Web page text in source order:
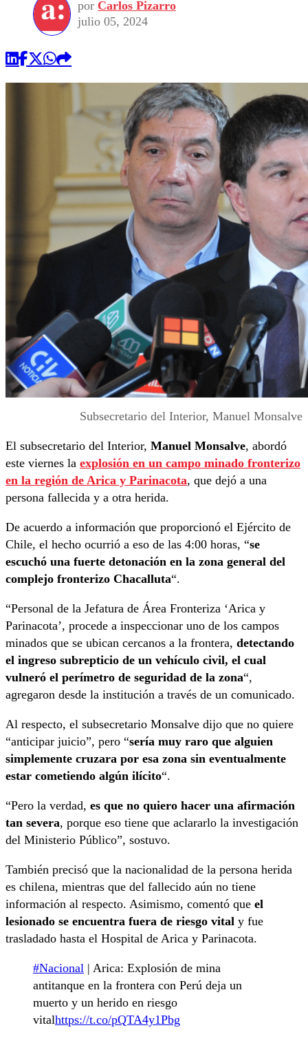
por Carlos Pizarro
julio 05, 2024
Subsecretario del Interior, Manuel Monsalve
El subsecretario del Interior, Manuel Monsalve, abordó
este viernes la explosión en un campo minado fronterizo
en la región de Arica y Parinacota, que dejó a una
persona fallecida y a otra herida.
De acuerdo a información que proporcionó el Ejército de
Chile, el hecho ocurrió a eso de las 4:00 horas, “se
escuchó una fuerte detonación en la zona general del
complejo fronterizo Chacalluta“.
“Personal de la Jefatura de Área Fronteriza ‘Arica y
Parinacota’, procede a inspeccionar uno de los campos
minados que se ubican cercanos a la frontera, detectando
el ingreso subrepticio de un vehículo civil, el cual
vulneró el perímetro de seguridad de la zona“,
agregaron desde la institución a través de un comunicado.
Al respecto, el subsecretario Monsalve dijo que no quiere
“anticipar juicio”, pero “sería muy raro que alguien
simplemente cruzara por esa zona sin eventualmente
estar cometiendo algún ilícito“.
“Pero la verdad, es que no quiero hacer una afirmación
tan severa, porque eso tiene que aclararlo la investigación
del Ministerio Público”, sostuvo.
También precisó que la nacionalidad de la persona herida
es chilena, mientras que del fallecido aún no tiene
información al respecto. Asimismo, comentó que el
lesionado se encuentra fuera de riesgo vital y fue
trasladado hasta el Hospital de Arica y Parinacota.
#Nacional | Arica: Explosión de mina
antitanque en la frontera con Perú deja un
muerto y un herido en riesgo
vitalhttps://t.co/pQTA4y1Pbg